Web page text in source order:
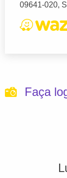
09641-020,
Faça